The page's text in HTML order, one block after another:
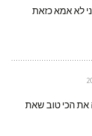
לא אמא כזאת
את הכי טוב שאת